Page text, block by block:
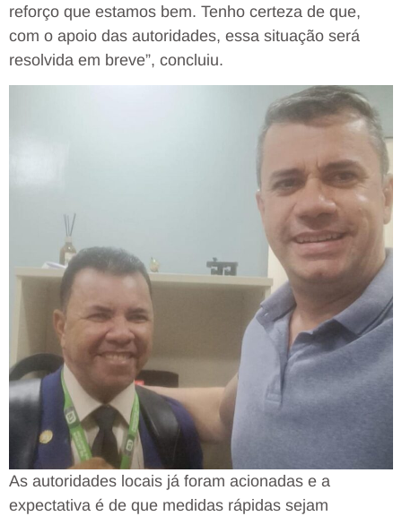
reforço que estamos bem. Tenho certeza de que,
com o apoio das autoridades, essa situação será
resolvida em breve”, concluiu.
As autoridades locais já foram acionadas e a
expectativa é de que medidas rápidas sejam